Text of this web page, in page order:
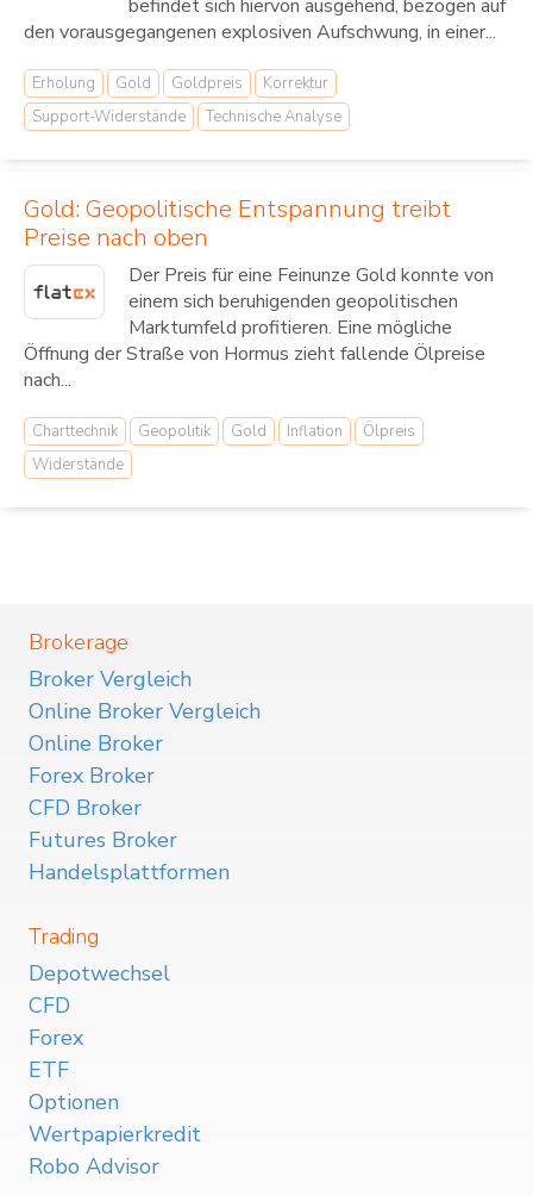
befindet sich hiervon ausgehend, bezogen auf
den vorausgegangenen explosiven Aufschwung, in einer...
Erholung Gold Goldpreis
Korrektur
Support-Widerstände
Technische Analyse
Gold: Geopolitische Entspannung treibt
Preise nach oben
Der Preis für eine Feinunze Gold konnte von
einem sich beruhigenden geopolitischen
Marktumfeld profitieren. Eine mögliche
Öffnung der Straße von Hormus zieht fallende Ölpreise
nach...
Charttechnik Geopolitik Gold Inflation
Ölpreis
Widerstände
Brokerage
Broker Vergleich
Online Broker Vergleich
Online Broker
Forex Broker
CFD Broker
Futures Broker
Handelsplattformen
Trading
Depotwechsel
CFD
Forex
ETF
Optionen
Wertpapierkredit
Robo Advisor